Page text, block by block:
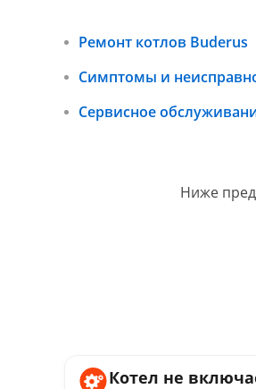
Ремонт котлов Buderus
Симптомы и
Сервисное
Ниже
Котел не